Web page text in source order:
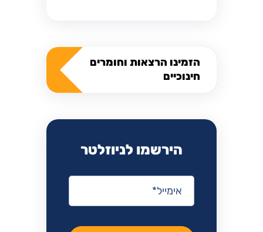
הזמינו הרצאות וחומרים
חינוכיים
הירשמו לניוזלטר
אימייל